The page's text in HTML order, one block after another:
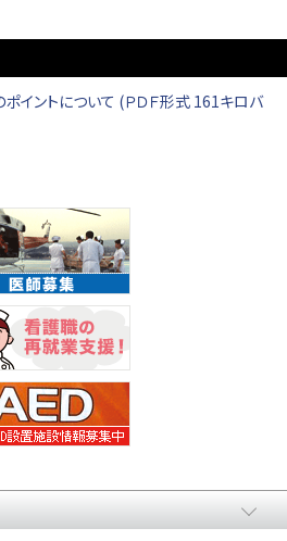
イントについて (ＰＤＦ形式 161キロバ